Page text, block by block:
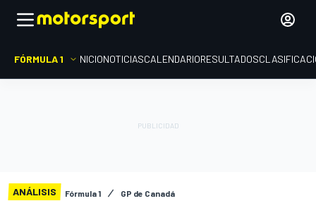
FÓRMULA 1 INICIONOTICIASCALENDARIORESULTADOS
ANÁLISIS Fórmula 1 GP de Canadá